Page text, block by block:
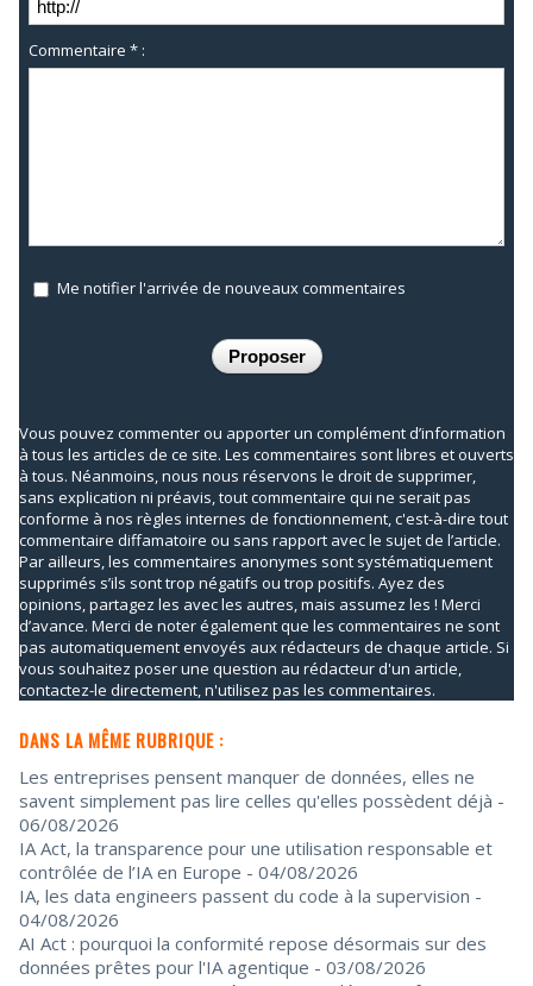
Commentaire * :
Me notifier l'arrivée de nouveaux commentaires
Vous pouvez commenter ou apporter un complément d’information
à tous les articles de ce site. Les commentaires sont libres et ouverts
à tous. Néanmoins, nous nous réservons le droit de supprimer,
sans explication ni préavis, tout commentaire qui ne serait pas
conforme à nos règles internes de fonctionnement, c'est-à-dire tout
commentaire diffamatoire ou sans rapport avec le sujet de l’article.
Par ailleurs, les commentaires anonymes sont systématiquement
supprimés s’ils sont trop négatifs ou trop positifs. Ayez des
opinions, partagez les avec les autres, mais assumez les ! Merci
d’avance. Merci de noter également que les commentaires ne sont
pas automatiquement envoyés aux rédacteurs de chaque article. Si
vous souhaitez poser une question au rédacteur d'un article,
contactez-le directement, n'utilisez pas les commentaires.
DANS LA MÊME RUBRIQUE :
Les entreprises pensent manquer de données, elles ne
savent simplement pas lire celles qu'elles possèdent déjà -
06/08/2026
IA Act, la transparence pour une utilisation responsable et
contrôlée de l’IA en Europe - 04/08/2026
IA, les data engineers passent du code à la supervision -
04/08/2026
AI Act : pourquoi la conformité repose désormais sur des
données prêtes pour l'IA agentique - 03/08/2026